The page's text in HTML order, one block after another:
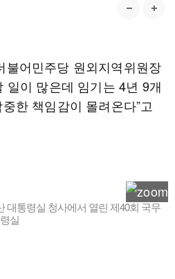
불어민주당 원외지역위원장
일이 많은데 임기는 4년 9개
한 책임감이 몰려온다”고
대통령실 청사에서 열린 제40회 국무
실